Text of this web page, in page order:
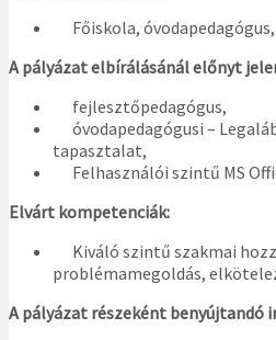
Főiskola, óvodapedagógus,
A pályázat elbírálásánál előnyt
fejlesztőpedagógus,
óvodapedagógusi –
tapasztalat,
Felhasználói szintű MS
Elvárt kompetenciák:
Kiváló szintű szakmai
problémamegoldás,
A pályázat részeként benyújtandó